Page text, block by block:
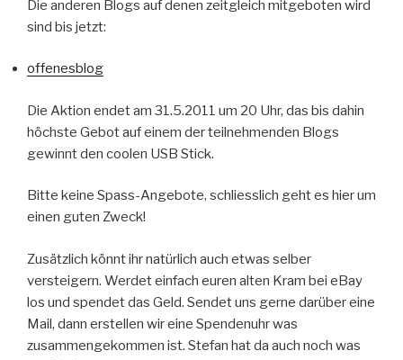
Die anderen Blogs auf denen zeitgleich mitgeboten wird
sind bis jetzt:
offenesblog
Die Aktion endet am 31.5.2011 um 20 Uhr, das bis dahin
höchste Gebot auf einem der teilnehmenden Blogs
gewinnt den coolen USB Stick.
Bitte keine Spass-Angebote, schliesslich geht es hier um
einen guten Zweck!
Zusätzlich könnt ihr natürlich auch etwas selber
versteigern. Werdet einfach euren alten Kram bei eBay
los und spendet das Geld. Sendet uns gerne darüber eine
Mail, dann erstellen wir eine Spendenuhr was
zusammengekommen ist. Stefan hat da auch noch was